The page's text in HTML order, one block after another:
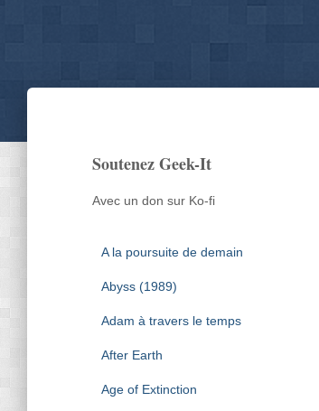
Soutenez Geek-It
Avec un don sur Ko-fi
A la poursuite de demain
Abyss (1989)
Adam à travers le temps
After Earth
Age of Extinction